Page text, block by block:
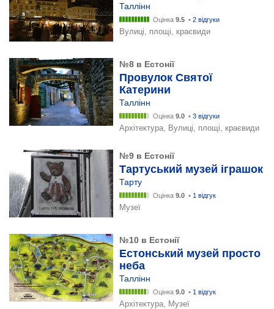
Таллінн
Оцінка 9.5 • 2 відгуки
Вулиці, площі, краєвиди
№8 в Естонії
Провулок Святої
Катерини
Таллінн
Оцінка 9.0 • 3 відгуки
Архітектура, Вулиці, площі, краєвиди
№9 в Естонії
Тартуський музей іграшок
Тарту
Оцінка 9.0 • 1 відгук
Музеї
№10 в Естонії
Естонський музей просто
неба
Таллінн
Оцінка 9.0 • 1 відгук
Архітектура, Музеї